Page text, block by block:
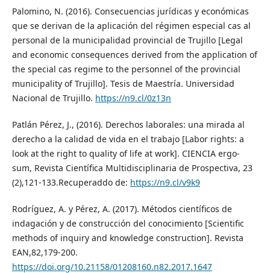
Palomino, N. (2016). Consecuencias jurídicas y económicas
que se derivan de la aplicación del régimen especial cas al
personal de la municipalidad provincial de Trujillo [Legal
and economic consequences derived from the application of
the special cas regime to the personnel of the provincial
municipality of Trujillo]. Tesis de Maestría. Universidad
Nacional de Trujillo. https://n9.cl/0z13n
Patlán Pérez, J., (2016). Derechos laborales: una mirada al
derecho a la calidad de vida en el trabajo [Labor rights: a
look at the right to quality of life at work]. CIENCIA ergo-
sum, Revista Científica Multidisciplinaria de Prospectiva, 23
(2),121-133.Recuperaddo de: https://n9.cl/v9k9
Rodríguez, A. y Pérez, A. (2017). Métodos científicos de
indagación y de construcción del conocimiento [Scientific
methods of inquiry and knowledge construction]. Revista
EAN,82,179-200.
https://doi.org/10.21158/01208160.n82.2017.1647